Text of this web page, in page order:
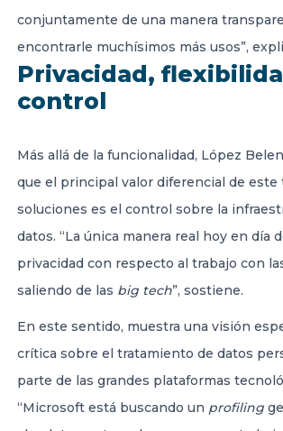
conjuntamente de una manera
encontrarle muchísimos más usos”,
Privacidad,
control
Más allá de la funcionalidad, López
que el principal valor diferencial de este
soluciones es el control sobre la
datos. “La única manera real hoy en día
privacidad con respecto al trabajo con
saliendo de las big tech”, sostiene.
En este sentido, muestra una visión
crítica sobre el tratamiento de datos
parte de las grandes plataformas
“Microsoft está buscando un profiling